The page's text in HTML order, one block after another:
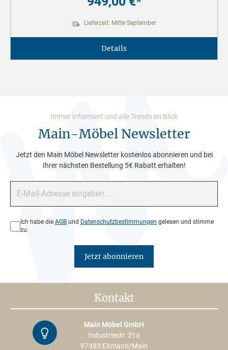
Lieferzeit: Mitte September
Details
Immer informiert und alle Trends im Blick
Main-Möbel Newsletter
Jetzt den Main Möbel Newsletter kostenlos abonnieren und bei
Ihrer nächsten Bestellung 5€ Rabatt erhalten!
Datenschutz*
Ich habe die AGB und Datenschutzbestimmungen gelesen und stimme
zu.
Jetzt abonnieren
Kontakt
Main Möbel GmbH
Industriestr. 21a
97483 Eltmann/Main
Kontrast